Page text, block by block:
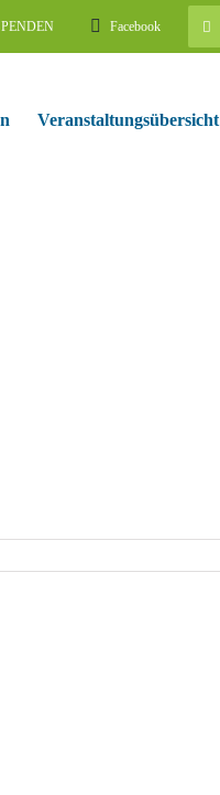
Facebook
Veranstaltungsübersicht